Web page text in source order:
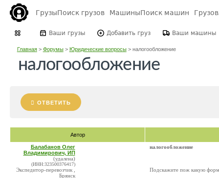
ГрузыПоиск грузов МашиныПоиск машин
Ваши грузы Добавить груз Ваши машины
Главная> Форумы> Юридические вопросы> налогообложение
налогообложение
ОТВЕТИТЬ
Автор
Балабанов Олег
Владимирович, ИП
(удалена)
(ИНН:323500376417)
Экспедитор-перевозчик ,
Брянск
налогообложение
Подскажите пож какую